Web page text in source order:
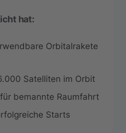
hat:
Orbitalrakete
Satelliten im Orbit
bemannte Raumfahrt
Starts